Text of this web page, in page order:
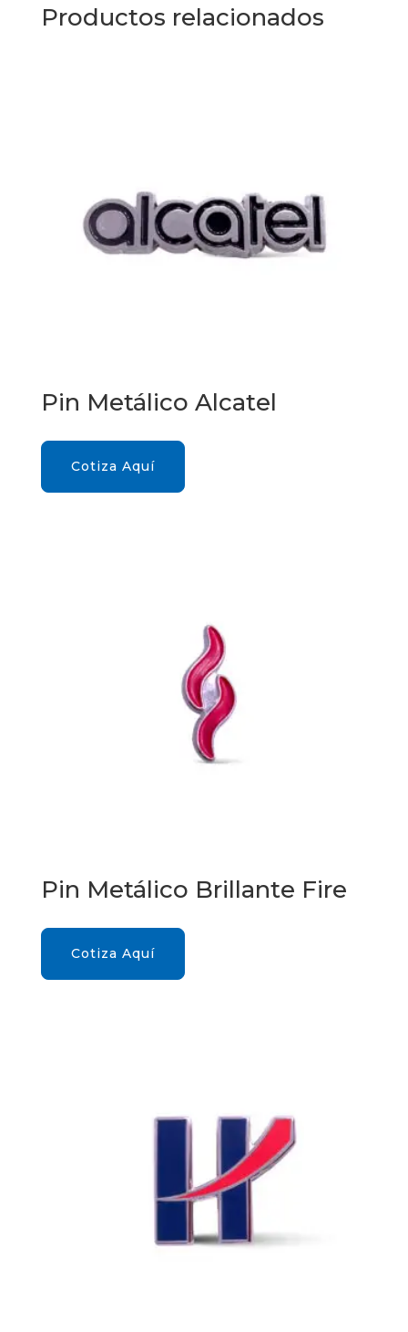
Productos relacionados
Pin Metálico Alcatel
Cotiza Aquí
Pin Metálico Brillante Fire
Cotiza Aquí